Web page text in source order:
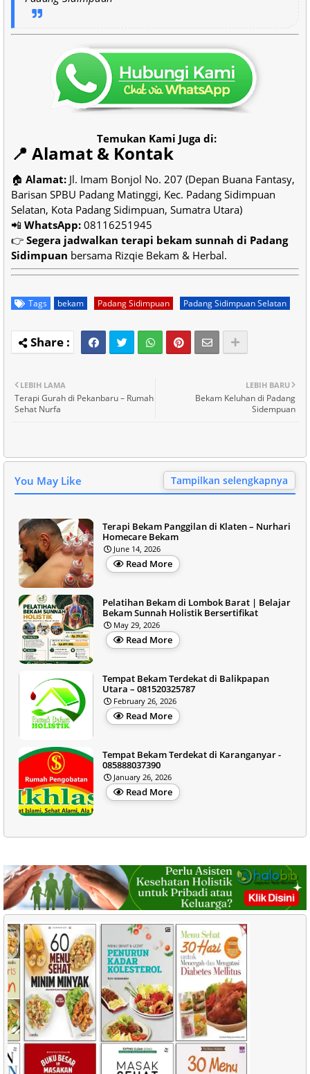
Temukan Kami Juga di:
📍 Alamat & Kontak
🏠 Alamat: Jl. Imam Bonjol No. 207 (Depan Buana Fantasy,
Barisan SPBU Padang Matinggi, Kec. Padang Sidimpuan
Selatan, Kota Padang Sidimpuan, Sumatra Utara)
📲 WhatsApp: 08116251945
👉 Segera jadwalkan terapi bekam sunnah di Padang
Sidimpuan bersama Rizqie Bekam & Herbal.
Tags bekam Padang Sidimpuan Padang Sidimpuan Selatan
LEBIH BARU
Bekam Keluhan di Padang
Sidempuan
LEBIH LAMA
Terapi Gurah di Pekanbaru – Rumah
Sehat Nurfa
You May Like Tampilkan selengkapnya
Terapi Bekam Panggilan di Klaten – Nurhari
Homecare Bekam
June 14, 2026
Read More
Pelatihan Bekam di Lombok Barat | Belajar
Bekam Sunnah Holistik Bersertifikat
May 29, 2026
Read More
Tempat Bekam Terdekat di Balikpapan
Utara – 081520325787
February 26, 2026
Read More
Tempat Bekam Terdekat di Karanganyar -
085888037390
January 26, 2026
Read More